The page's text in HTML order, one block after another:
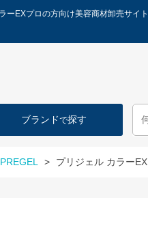
ーEXプロの方向け美容商材卸売サイト
ブランドで探す
PREGEL > プリジェル カラーEX